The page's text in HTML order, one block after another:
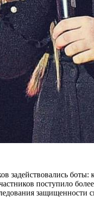
задействовались
поступило
защищенности